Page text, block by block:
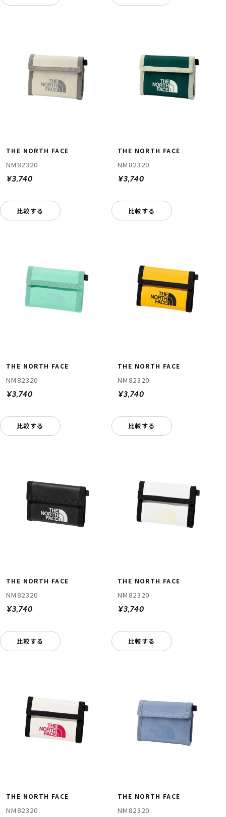
THE NORTH FACE
NM82320
¥3,740
比較する
THE NORTH FACE
NM82320
¥3,740
比較する
THE NORTH FACE
NM82320
¥3,740
比較する
THE NORTH FACE
NM82320
¥3,740
比較する
THE NORTH FACE
NM82320
¥3,740
比較する
THE NORTH FACE
NM82320
¥3,740
比較する
THE NORTH FACE
NM82320
THE NORTH FACE
NM82320